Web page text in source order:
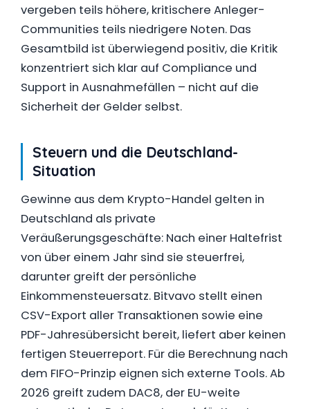
vergeben teils höhere, kritischere Anleger-
Communities teils niedrigere Noten. Das
Gesamtbild ist überwiegend positiv, die Kritik
konzentriert sich klar auf Compliance und
Support in Ausnahmefällen – nicht auf die
Sicherheit der Gelder selbst.
Steuern und die Deutschland-
Situation
Gewinne aus dem Krypto-Handel gelten in
Deutschland als private
Veräußerungsgeschäfte: Nach einer Haltefrist
von über einem Jahr sind sie steuerfrei,
darunter greift der persönliche
Einkommensteuersatz. Bitvavo stellt einen
CSV-Export aller Transaktionen sowie eine
PDF-Jahresübersicht bereit, liefert aber keinen
fertigen Steuerreport. Für die Berechnung nach
dem FIFO-Prinzip eignen sich externe Tools. Ab
2026 greift zudem DAC8, der EU-weite